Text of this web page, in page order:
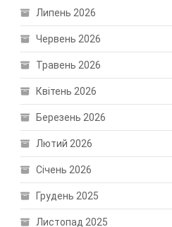
Липень 2026
Червень 2026
Травень 2026
Квітень 2026
Березень 2026
Лютий 2026
Січень 2026
Грудень 2025
Листопад 2025